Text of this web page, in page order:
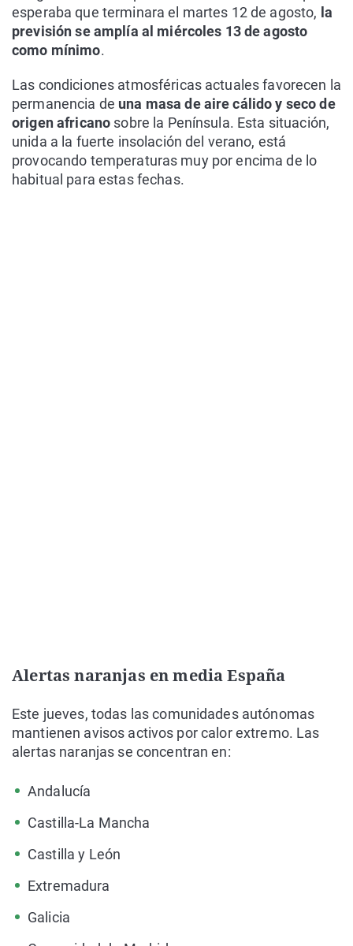
esperaba que terminara el martes 12 de agosto, la
previsión se amplía al miércoles 13 de agosto
como mínimo.
Las condiciones atmosféricas actuales favorecen la
permanencia de una masa de aire cálido y seco de
origen africano sobre la Península. Esta situación,
unida a la fuerte insolación del verano, está
provocando temperaturas muy por encima de lo
habitual para estas fechas.
Alertas naranjas en media España
Este jueves, todas las comunidades autónomas
mantienen avisos activos por calor extremo. Las
alertas naranjas se concentran en:
Andalucía
Castilla-La Mancha
Castilla y León
Extremadura
Galicia